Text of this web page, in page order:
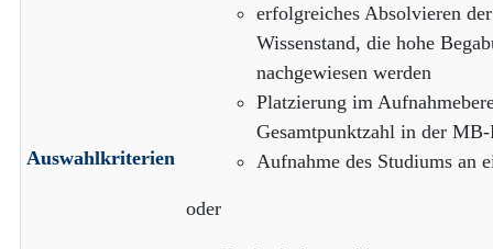
Auswahlkriterien
erfolgreiches Absolvieren
Wissenstand, die hohe
nachgewiesen werden
Platzierung im
Gesamtpunktzahl in der
Aufnahme des Studiums an
oder